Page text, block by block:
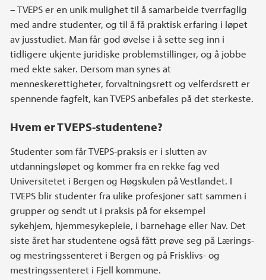
– TVEPS er en unik mulighet til å samarbeide tverrfaglig
med andre studenter, og til å få praktisk erfaring i løpet
av jusstudiet. Man får god øvelse i å sette seg inn i
tidligere ukjente juridiske problemstillinger, og å jobbe
med ekte saker. Dersom man synes at
menneskerettigheter, forvaltningsrett og velferdsrett er
spennende fagfelt, kan TVEPS anbefales på det sterkeste.
Hvem er TVΕPS-studentene?
Studenter som får TVΕPS-praksis er i slutten av
utdanningsløpet og kommer fra en rekke fag ved
Universitetet i Bergen og Høgskulen på Vestlandet. I
TVΕPS blir studenter fra ulike profesjoner satt sammen i
grupper og sendt ut i praksis på for eksempel
sykehjem, hjemmesykepleie, i barnehage eller Nav. Det
siste året har studentene også fått prøve seg på Lærings-
og mestringssenteret i Bergen og på Frisklivs- og
mestringssenteret i Fjell kommune.